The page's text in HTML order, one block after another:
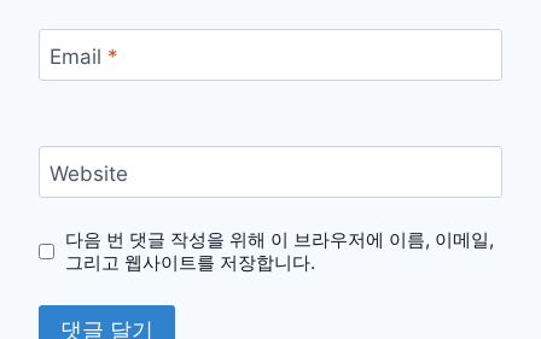
Email *
Website
다음 번 댓글 작성을 위해 이 브라우저에 이름, 이메일,
그리고 웹사이트를 저장합니다.